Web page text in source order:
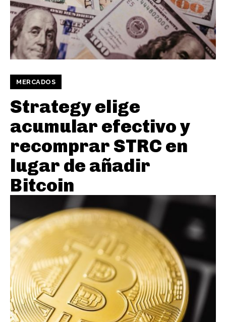
MERCADOS
Strategy elige
acumular efectivo y
recomprar STRC en
lugar de añadir
Bitcoin